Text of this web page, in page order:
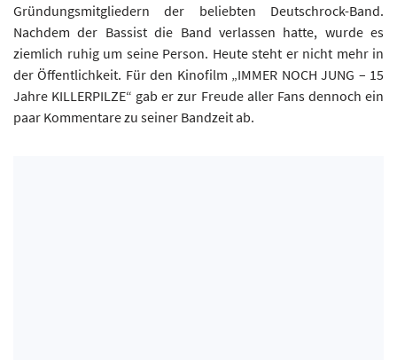
Gründungsmitgliedern der beliebten Deutschrock-Band.
Nachdem der Bassist die Band verlassen hatte, wurde es
ziemlich ruhig um seine Person. Heute steht er nicht mehr in
der Öffentlichkeit. Für den Kinofilm „IMMER NOCH JUNG – 15
Jahre KILLERPILZE“ gab er zur Freude aller Fans dennoch ein
paar Kommentare zu seiner Bandzeit ab.